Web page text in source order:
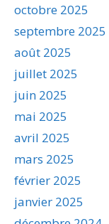
octobre 2025
septembre 2025
août 2025
juillet 2025
juin 2025
mai 2025
avril 2025
mars 2025
février 2025
janvier 2025